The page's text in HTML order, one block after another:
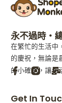
永不過時・
在繁忙的生活中
的慶祝，無論是
的小確幸，讓生
F
Get In